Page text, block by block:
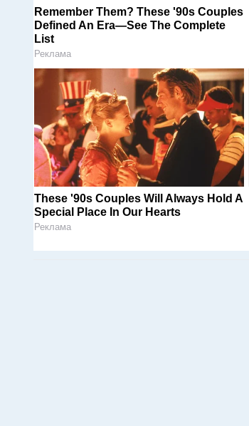
Remember Them? These '90s Couples
Defined An Era—See The Complete
List
Реклама
These '90s Couples Will Always Hold A
Special Place In Our Hearts
Реклама